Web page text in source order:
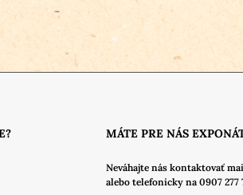
MÁTE PRE NÁS
Neváhajte nás kontaktovať
alebo telefonicky na 0907 277